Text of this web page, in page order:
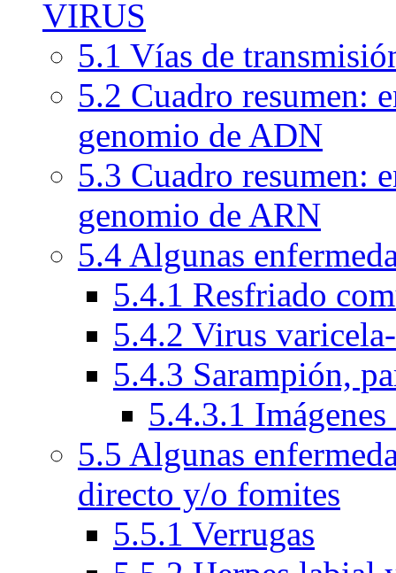
VIRUS
5.1 Vías de
5.2 Cuadro resumen:
genomio de ADN
5.3 Cuadro resumen:
genomio de ARN
5.4 Algunas
5.4.1 Resfriado
5.4.2 Virus
5.4.3 Sarampión,
5.4.3.1
5.5 Algunas
directo y/o fomites
5.5.1 Verrugas